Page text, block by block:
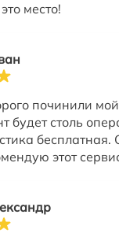
место!
починили
будет столь
бесплатная.
этот